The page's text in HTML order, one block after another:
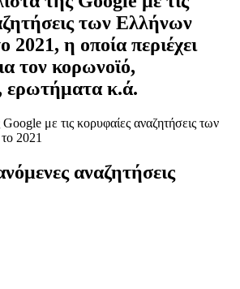
των Ελλήνων
2021, η οποία περιέχει
τον κορωνοϊό,
ερωτήματα κ.ά.
με τις κορυφαίες αναζητήσεις των
2021
αναζητήσεις